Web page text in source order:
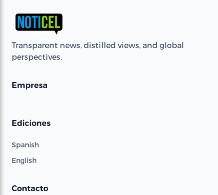
Transparent news, distilled views, and global
perspectives.
Empresa
Ediciones
Spanish
English
Contacto